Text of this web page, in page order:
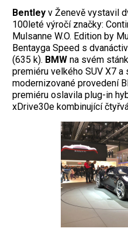
Bentley v Ženevě vystavil
100leté výročí značky:
Mulsanne W.O. Edition by
Bentayga Speed s
(635 k). BMW na svém
premiéru velkého SUV X7
modernizované provedení
premiéru oslavila plug-in
xDrive30e kombinující